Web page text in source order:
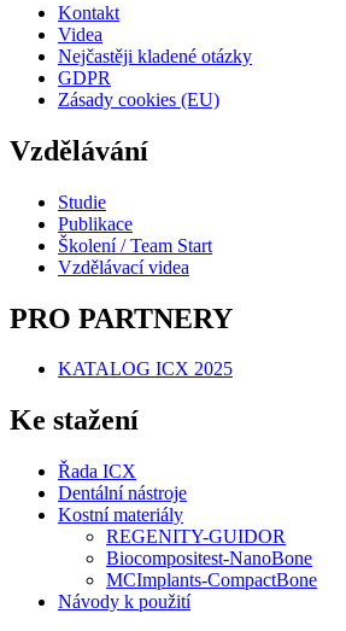
Kontakt
Videa
Nejčastěji kladené otázky
GDPR
Zásady cookies (EU)
Vzdělávání
Studie
Publikace
Školení / Team Start
Vzdělávací videa
PRO PARTNERY
KATALOG ICX 2025
Ke stažení
Řada ICX
Dentální nástroje
Kostní materiály
REGENITY-GUIDOR
Biocompositest-NanoBone
MCImplants-CompactBone
Návody k použití